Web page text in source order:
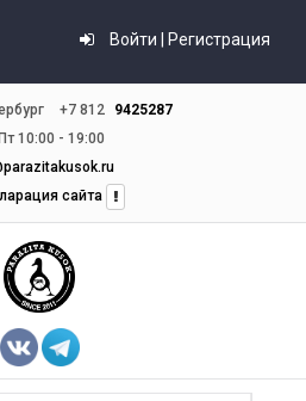
Войти | Регистрация
+7 812
9425287
10:00 - 19:00
сайта